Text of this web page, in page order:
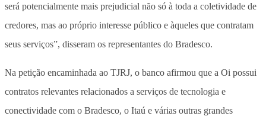
será potencialmente mais prejudicial não só à toda a coletividade de
credores, mas ao próprio interesse público e àqueles que contratam
seus serviços”, disseram os representantes do Bradesco.
Na petição encaminhada ao TJRJ, o banco afirmou que a Oi possui
contratos relevantes relacionados a serviços de tecnologia e
conectividade com o Bradesco, o Itaú e várias outras grandes